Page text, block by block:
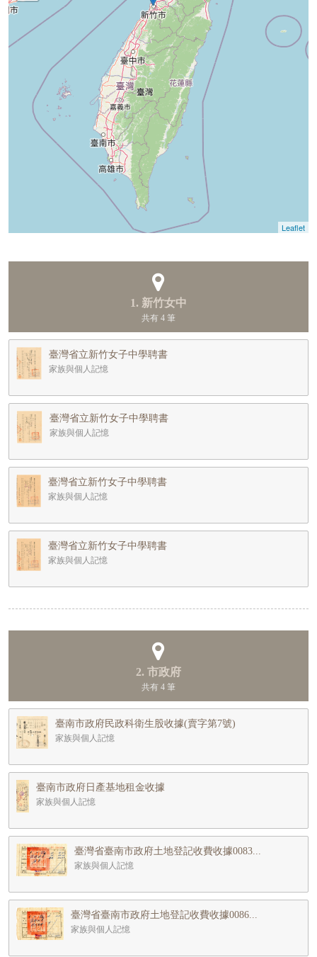
Leaflet
1. 新竹女中
共有 4 筆
臺灣省立新竹女子中學聘書
家族與個人記憶
臺灣省立新竹女子中學聘書
家族與個人記憶
臺灣省立新竹女子中學聘書
家族與個人記憶
臺灣省立新竹女子中學聘書
家族與個人記憶
2. 市政府
共有 4 筆
臺南市政府民政科衛生股收據(賣字第7號)
家族與個人記憶
臺南市政府日產基地租金收據
家族與個人記憶
臺灣省臺南市政府土地登記收費收據0083...
家族與個人記憶
臺灣省臺南市政府土地登記收費收據0086...
家族與個人記憶